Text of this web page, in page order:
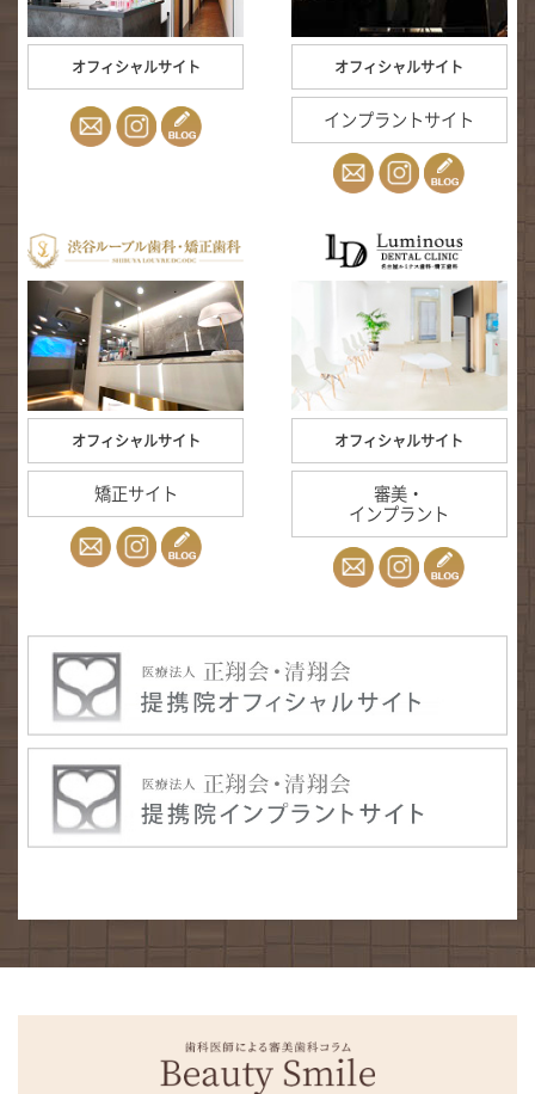
オフィシャルサイト オフィシャルサイト
インプラントサイト
オフィシャルサイト
矯正サイト
オフィシャルサイト
審美・
インプラント